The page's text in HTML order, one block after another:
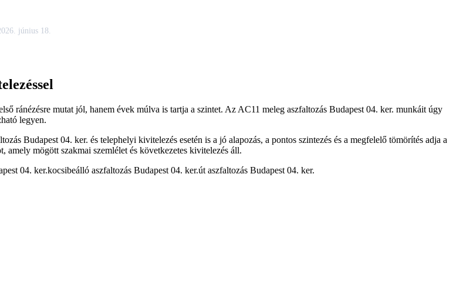
június 18.
ránézésre mutat jól, hanem évek múlva is tartja a szintet. Az AC11 meleg aszfaltozás Budapest 04. ker. munkáit úgy
legyen.
Budapest 04. ker. és telephelyi kivitelezés esetén is a jó alapozás, a pontos szintezés és a megfelelő tömörítés adja a
mögött szakmai szemlélet és következetes kivitelezés áll.
04. ker.kocsibeálló aszfaltozás Budapest 04. ker.út aszfaltozás Budapest 04. ker.